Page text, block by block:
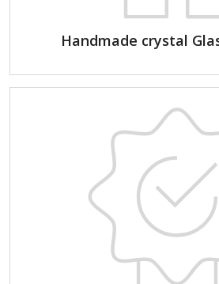
Handmade crystal